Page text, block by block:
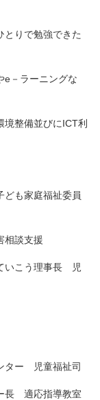
りで勉強できた
－ラーニングな
整備並びにICT利
も家庭福祉委員
談支援
こう理事長 児
ー 児童福祉司
適応指導教室